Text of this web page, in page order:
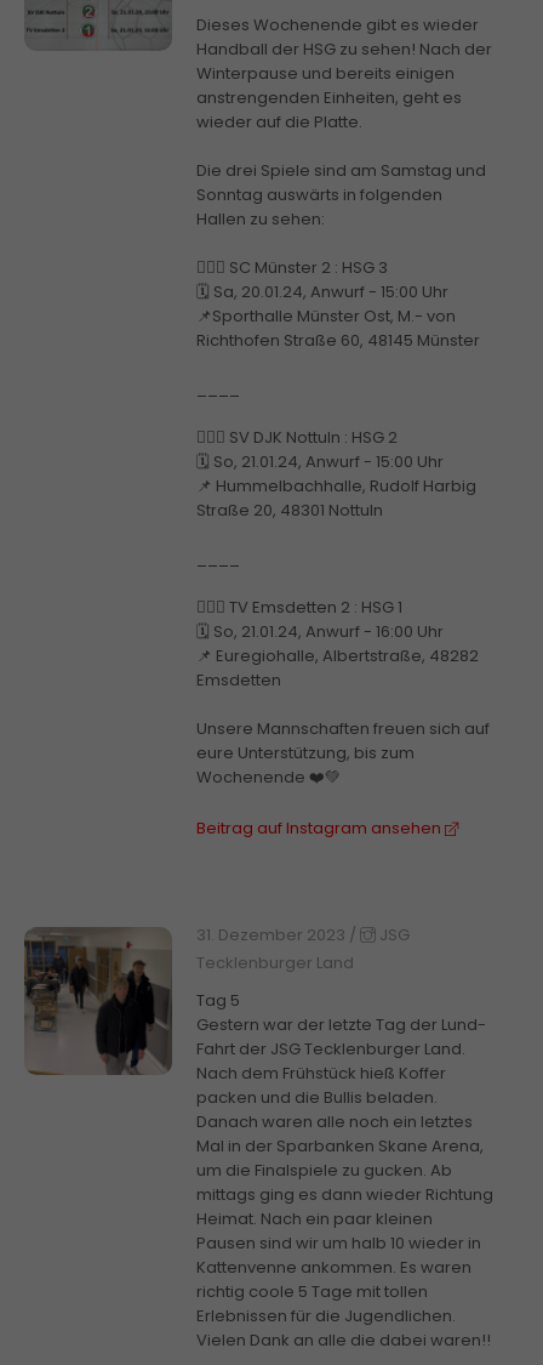
Dieses Wochenende gibt es wieder
Handball der HSG zu sehen! Nach der
Winterpause und bereits einigen
anstrengenden Einheiten, geht es
wieder auf die Platte.
Die drei Spiele sind am Samstag und
Sonntag auswärts in folgenden
Hallen zu sehen:
🤾🏼‍♂️ SC Münster 2 : HSG 3
🗓️ Sa, 20.01.24, Anwurf - 15:00 Uhr
📌Sporthalle Münster Ost, M.- von
Richthofen Straße 60, 48145 Münster
🤾🏼‍♂️ SV DJK Nottuln : HSG 2
🗓️ So, 21.01.24, Anwurf - 15:00 Uhr
📌 Hummelbachhalle, Rudolf Harbig
Straße 20, 48301 Nottuln
🤾🏼‍♂️ TV Emsdetten 2 : HSG 1
🗓️ So, 21.01.24, Anwurf - 16:00 Uhr
📌 Euregiohalle, Albertstraße, 48282
Emsdetten
Unsere Mannschaften freuen sich auf
eure Unterstützung, bis zum
Wochenende ❤️💚
Beitrag auf Instagram ansehen
31. Dezember 2023 /
JSG
Tecklenburger Land
Tag 5
Gestern war der letzte Tag der Lund-
Fahrt der JSG Tecklenburger Land.
Nach dem Frühstück hieß Koffer
packen und die Bullis beladen.
Danach waren alle noch ein letztes
Mal in der Sparbanken Skane Arena,
um die Finalspiele zu gucken. Ab
mittags ging es dann wieder Richtung
Heimat. Nach ein paar kleinen
Pausen sind wir um halb 10 wieder in
Kattenvenne ankommen. Es waren
richtig coole 5 Tage mit tollen
Erlebnissen für die Jugendlichen.
Vielen Dank an alle die dabei waren!!